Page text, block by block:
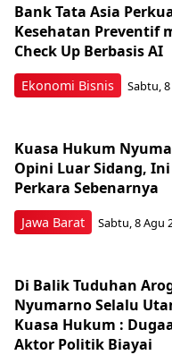
Ekonomi Bisnis
Bank Tata Asia
Kesehatan Preventif
Check Up Berbasis AI
Sabtu,
Jawa Barat
Kuasa Hukum
Opini Luar Sidang,
Perkara Sebenarnya ​
Sabtu, 8 Agu
Di Balik Tuduhan
Nyumarno Selalu
Kuasa Hukum :
Aktor Politik Biayai